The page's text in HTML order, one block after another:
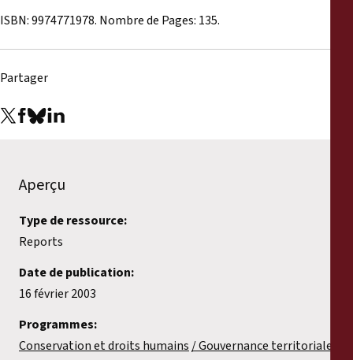
Déclarations
ISBN: 9974771978. Nombre de Pages: 135.
Partager
Aperçu
Type de ressource:
Reports
Date de publication:
16 février 2003
Programmes:
Conservation et droits humains Gouvernance territoriale